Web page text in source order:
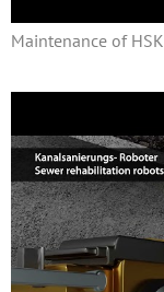
Maintenance of HSK